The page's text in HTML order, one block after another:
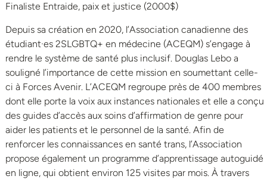
Finaliste Entraide, paix et justice (2000$)
Depuis sa création en 2020, l’Association canadienne des
étudiant·es 2SLGBTQ+ en médecine (ACEQM) s’engage à
rendre le système de santé plus inclusif. Douglas Lebo a
souligné l’importance de cette mission en soumettant celle-
ci à Forces Avenir. L’ACEQM regroupe près de 400 membres
dont elle porte la voix aux instances nationales et elle a conçu
des guides d’accès aux soins d’affirmation de genre pour
aider les patients et le personnel de la santé. Afin de
renforcer les connaissances en santé trans, l’Association
propose également un programme d’apprentissage autoguidé
en ligne, qui obtient environ 125 visites par mois. À travers